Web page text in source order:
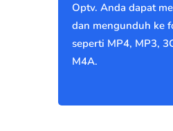
Optv. Anda dapat
dan mengunduh ke
seperti MP4, MP3,
M4A.